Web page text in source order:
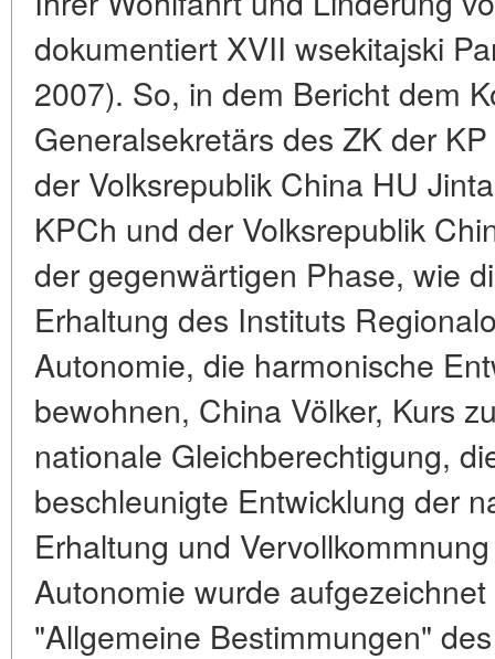
dokumentiert XVII wsekitajski
2007). So, in dem Bericht dem
Generalsekretärs des ZK der
der Volksrepublik China HU
KPCh und der Volksrepublik
der gegenwärtigen Phase, wie
Erhaltung des Instituts
Autonomie, die harmonische
bewohnen, China Völker, Kurs
nationale Gleichberechtigung,
beschleunigte Entwicklung der
Erhaltung und
Autonomie wurde
"Allgemeine Bestimmungen"